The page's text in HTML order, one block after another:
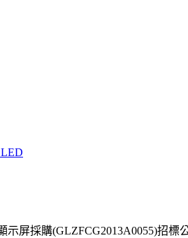
屏採購(GLZFCG2013A0055)招標